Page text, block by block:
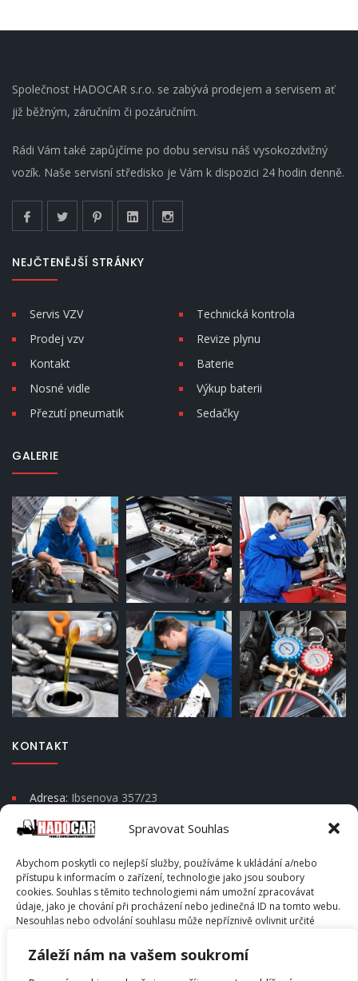
Záleží nám na vašem soukromí
Spravovat Souhlas
Abychom poskytli co nejlepší služby, používáme k ukládání a/nebo
přístupu k informacím o zařízení, technologie jako jsou soubory
cookies. Souhlas s těmito technologiemi nám umožní zpracovávat
údaje, jako je chování při procházení nebo jedinečná ID na tomto webu.
Nesouhlas nebo odvolání souhlasu může nepříznivě ovlivnit určité
Společnost HADOCAR s.r.o. se zabývá prodejem a servisem ať
již běžným, záručním či pozáručním.
Rádi Vám také zapůjčíme po dobu servisu náš vysokozdvižný
vozík. Naše servisní středisko je Vám k dispozici 24 hodin denně.
NEJČTENĚJŠÍ STRÁNKY
Servis VZV
Technická kontrola
Prodej vzv
Revize plynu
Kontakt
Baterie
Nosné vidle
Výkup baterii
Přezutí pneumatik
Sedačky
GALERIE
KONTAKT
Adresa: Ibsenova 357/23
Moravská Ostrava a Přívoz
Psč 702 00
Telefon: +420 604 666 202
E-mail: info@hadocar.cz
Skype: info@hadocar.cz